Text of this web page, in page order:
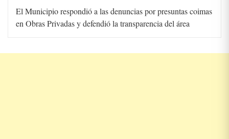
El Municipio respondió a las denuncias por presuntas coimas
en Obras Privadas y defendió la transparencia del área